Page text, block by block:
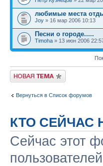
любимые места
Joy » 16 мар 2006 10:13
Песни о городе.....
Timoha » 13 июн 2006
Новая тема
Вернуться в Список форумов
КТО СЕЙЧАС
Сейчас этот